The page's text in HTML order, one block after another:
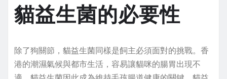
貓益生菌的必要性
除了狗關節，貓益生菌同樣是飼主必須面對的挑戰。香
港的潮濕氣候與都市生活，容易讓貓咪的腸胃出現不